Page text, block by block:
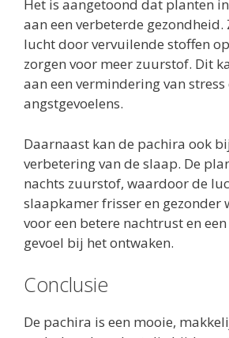
Het is aangetoond dat planten
aan een verbeterde gezondheid.
lucht door vervuilende stoffen
zorgen voor meer zuurstof. Dit
aan een vermindering van stress
angstgevoelens.
Daarnaast kan de pachira ook
verbetering van de slaap. De
nachts zuurstof, waardoor de
slaapkamer frisser en gezonder
voor een betere nachtrust en
gevoel bij het ontwaken.
Conclusie
De pachira is een mooie,